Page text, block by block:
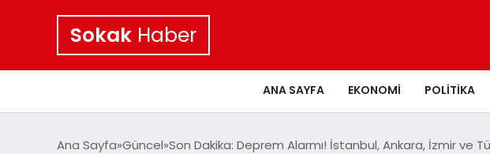
Sokak Haber
ANA SAYFA EKONOMI POLITIKA
Ana Sayfa Güncel Son Dakika: Deprem Alarmı! İstanbul, Ankara, İzmir ve